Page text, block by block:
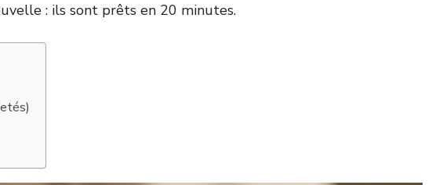
: ils sont prêts en 20 minutes.